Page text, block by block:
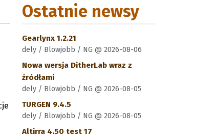
Ostatnie newsy
Gearlynx 1.2.21
dely / Blowjobb / NG @ 2026-08-06
Nowa wersja DitherLab wraz z
źródłami
dely / Blowjobb / NG @ 2026-08-05
TURGEN 9.4.5
dely / Blowjobb / NG @ 2026-08-05
Altirra 4.50 test 17